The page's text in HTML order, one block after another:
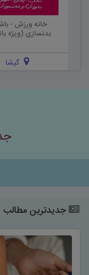
خانه ورزش -
بدنسازی (ویژه
گیشا
جدیدترین مطالب